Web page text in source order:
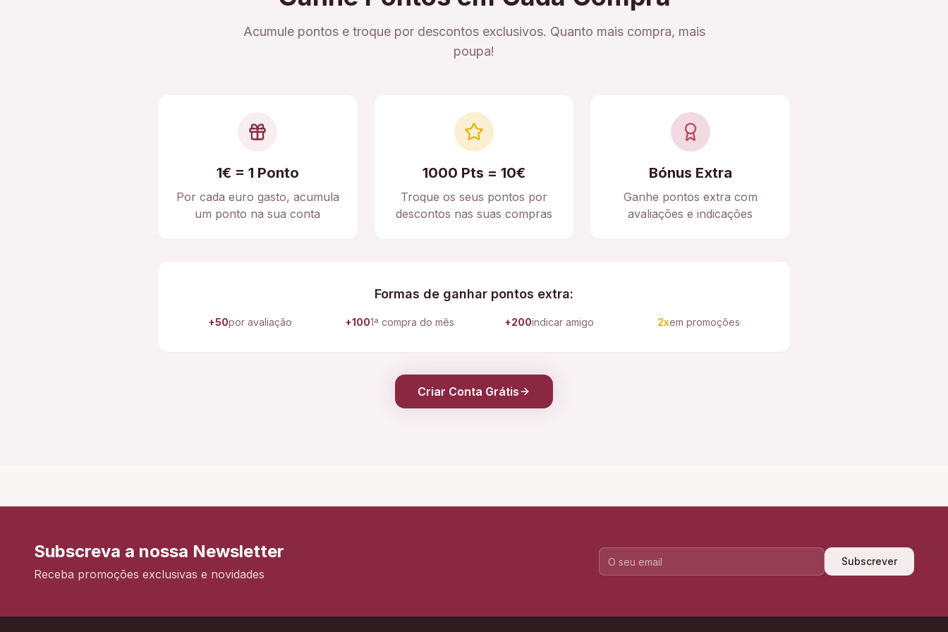
Acumule pontos e troque por descontos exclusivos. Quanto mais compra, mais
poupa!
1€ = 1 Ponto
Por cada euro gasto, acumula
um ponto na sua conta
1000 Pts = 10€
Troque os seus pontos por
descontos nas suas compras
Bónus Extra
Ganhe pontos extra com
avaliações e indicações
Formas de ganhar pontos extra:
+50por avaliação +1001ª compra do mês +200indicar amigo 2xem promoções
Criar Conta Grátis
Subscreva a nossa Newsletter
Receba promoções exclusivas e novidades
Subscrever